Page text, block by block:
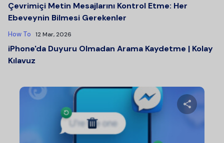
Çevrimiçi Metin Mesajlarını Kontrol Etme: Her
Ebeveynin Bilmesi Gerekenler
How To 12 Mar, 2026
iPhone'da Duyuru Olmadan Arama Kaydetme | Kolay
Kılavuz